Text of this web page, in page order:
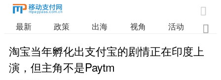

最新 政策 出海 视角 活动 业

淘宝当年孵化出支付宝的剧情正在印度上
演，但主角不是Paytm